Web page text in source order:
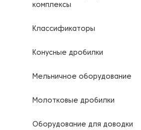
комплексы
Классификаторы
Конусные дробилки
Мельничное оборудование
Молотковые дробилки
Оборудование для доводки